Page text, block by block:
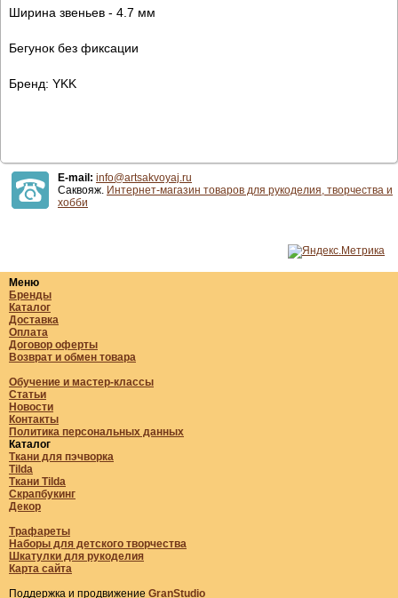
Ширина звеньев - 4.7 мм
Бегунок без фиксации
Бренд: YKK
E-mail: info@artsakvoyaj.ru
Саквояж. Интернет-магазин товаров для рукоделия, творчества и
хобби
Меню
Бренды
Каталог
Доставка
Оплата
Договор оферты
Возврат и обмен товара
Обучение и мастер-классы
Статьи
Новости
Контакты
Политика персональных данных
Каталог
Ткани для пэчворка
Tilda
Ткани Tilda
Скрапбукинг
Декор
Трафареты
Наборы для детского творчества
Шкатулки для рукоделия
Карта сайта
Поддержка и продвижение GranStudio